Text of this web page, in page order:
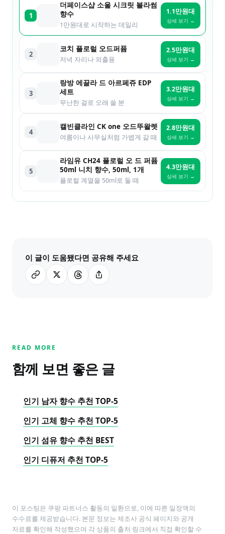
1
더페이스샵 소울 시크릿 블라썸
향수
1만원대로 시작하는 데일리
1.1만원대
상세 보기 →
2
코치 플로럴 오드퍼퓸
저녁 자리나 외출용
2.5만원대
상세 보기 →
3
랑방 에끌라 드 아르페쥬 EDP
세트
무난한 걸로 오래 쓸 분
3.2만원대
상세 보기 →
4
캘빈클라인 CK one 오드뚜왈렛
여름이나 사무실처럼 가볍게 갈 때
2.8만원대
상세 보기 →
5
라임유 CH24 플로럴 오 드 퍼퓸
50ml 니치 향수, 50ml, 1개
플로럴 계열을 50ml로 둘 때
4.3만원대
상세 보기 →
이 글이 도움됐다면 공유해 주세요
READ MORE
함께 보면 좋은 글
인기 남자 향수 추천 TOP-5
인기 고체 향수 추천 TOP-5
인기 섬유 향수 추천 BEST
인기 디퓨저 추천 TOP-5
이 포스팅은 쿠팡 파트너스 활동의 일환으로, 이에 따른 일정액의
수수료를 제공받습니다. 본문 정보는 제조사 공식 페이지와 공개
자료를 확인해 작성했으며 각 상품의 출처 링크에서 직접 확인할 수